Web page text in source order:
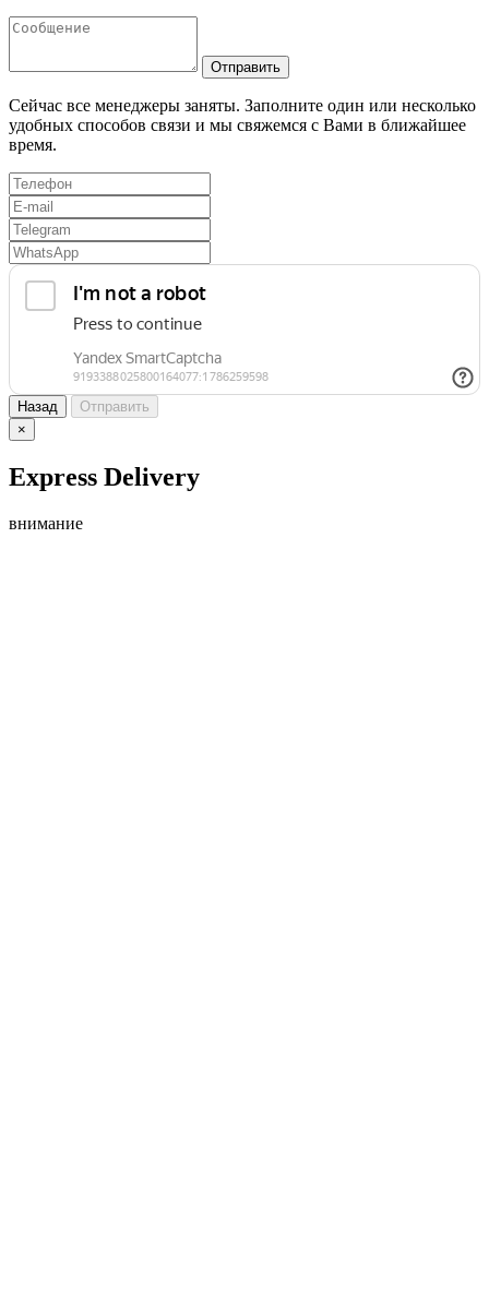
Отправить
Сейчас все менеджеры заняты. Заполните один или несколько
удобных способов связи и мы свяжемся с Вами в ближайшее
время.
Назад
Отправить
×
Express Delivery
внимание